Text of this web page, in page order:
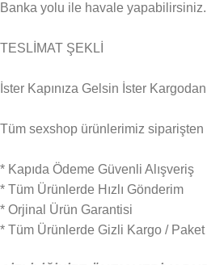
Banka yolu ile havale yapabilirsiniz.
TESLİMAT ŞEKLİ
İster Kapınıza Gelsin İster Kargodan
Tüm sexshop ürünlerimiz siparişten
* Kapıda Ödeme Güvenli Alışveriş
* Tüm Ürünlerde Hızlı Gönderim
* Orjinal Ürün Garantisi
* Tüm Ürünlerde Gizli Kargo / Paket